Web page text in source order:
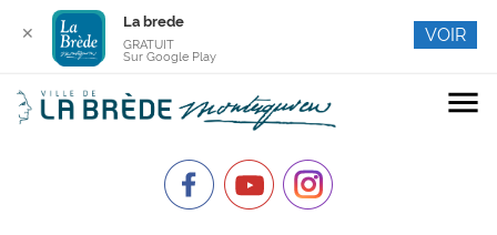
menu
✕
La brede
GRATUIT
Sur Google Play
VOIR